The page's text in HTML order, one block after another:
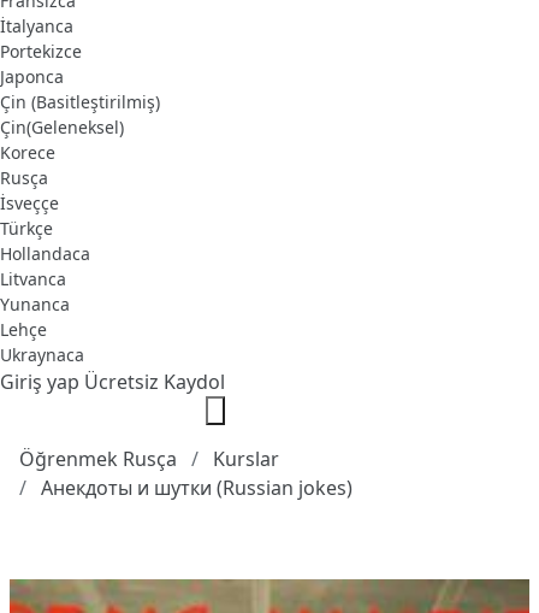
İtalyanca
Portekizce
Japonca
Çin (Basitleştirilmiş)
Çin(Geleneksel)
Korece
Rusça
İsveççe
Türkçe
Hollandaca
Litvanca
Yunanca
Lehçe
Ukraynaca
Giriş yap Ücretsiz Kaydol
Öğrenmek Rusça
Kurslar
Анекдоты и шутки (Russian jokes)